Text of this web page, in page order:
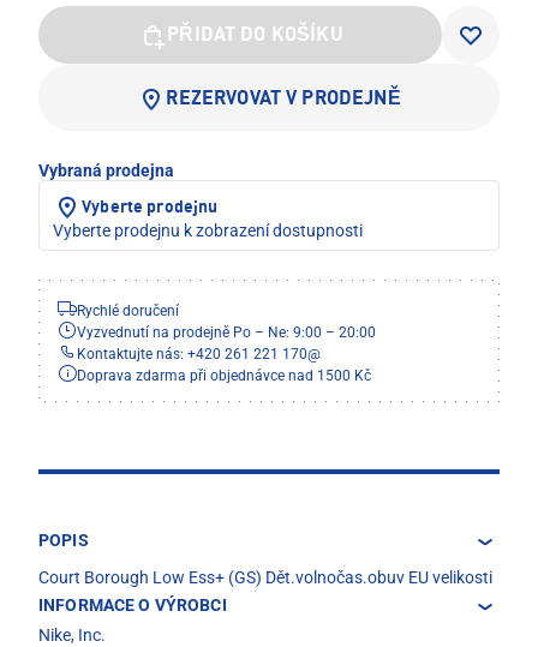
PŘIDAT DO KOŠÍKU
REZERVOVAT V PRODEJNĚ
Vybraná prodejna
Vyberte prodejnu
Vyberte prodejnu k zobrazení dostupnosti
Rychlé doručení
Vyzvednutí na prodejně Po – Ne: 9:00 – 20:00
Kontaktujte nás: +420 261 221 170@
Doprava zdarma při objednávce nad 1500 Kč
POPIS
Court Borough Low Ess+ (GS) Dět.volnočas.obuv EU velikosti
INFORMACE O VÝROBCI
Nike, Inc.